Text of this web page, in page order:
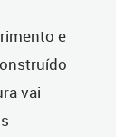
e
vai